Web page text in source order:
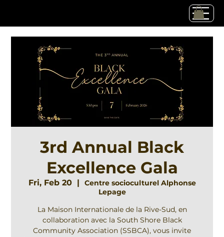
3rd Annual Black
Excellence Gala
Fri, Feb 20
  |
Centre socioculturel Alphonse
Lepage
La Maison Internationale de la Rive-Sud, en
collaboration avec la South Shore Black
Community Association (SSBCA), vous invite